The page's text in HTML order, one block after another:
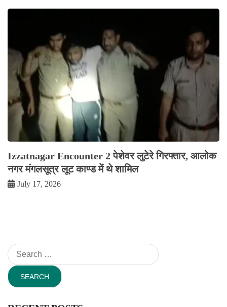
Izzatnagar Encounter 2 पेशेवर लुटेरे गिरफ्तार, आलोक
नगर मंगलसूत्र लूट काण्‍ड में थे शामिल
July 17, 2026
Search
for: